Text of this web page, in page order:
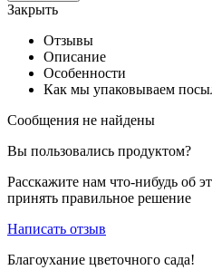
Закрыть
Отзывы
Описание
Особенности
Как мы упаковываем
Сообщения не найдены
Вы пользовались продуктом?
Расскажите нам что-нибудь об
принять правильное решение
Написать отзыв
Благоухание цветочного сада!